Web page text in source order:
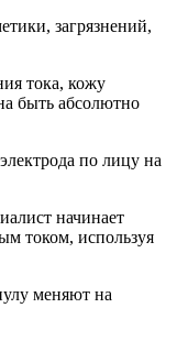
загрязнений,
тока, кожу
быть абсолютно
по лицу на
начинает
током, используя
меняют на